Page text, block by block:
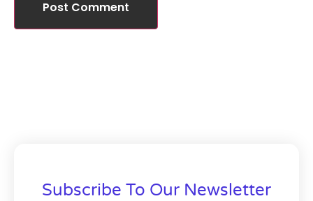
Subscribe To Our Newsletter